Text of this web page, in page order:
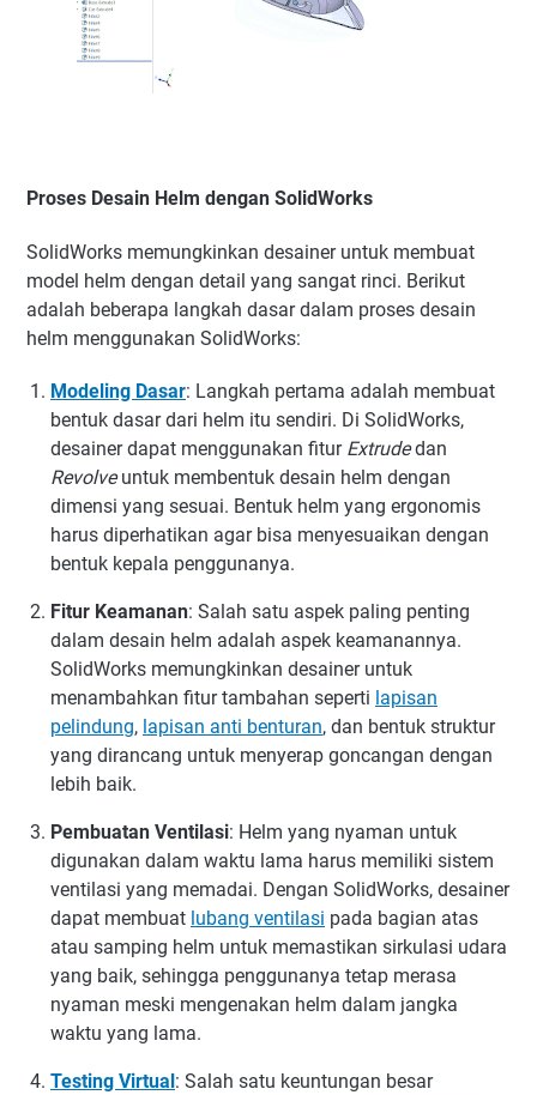
Proses Desain Helm dengan SolidWorks
SolidWorks memungkinkan desainer untuk membuat
model helm dengan detail yang sangat rinci. Berikut
adalah beberapa langkah dasar dalam proses desain
helm menggunakan SolidWorks:
Modeling Dasar: Langkah pertama adalah membuat
bentuk dasar dari helm itu sendiri. Di SolidWorks,
desainer dapat menggunakan fitur Extrudedan
Revolveuntuk membentuk desain helm dengan
dimensi yang sesuai. Bentuk helm yang ergonomis
harus diperhatikan agar bisa menyesuaikan dengan
bentuk kepala penggunanya.
Fitur Keamanan: Salah satu aspek paling penting
dalam desain helm adalah aspek keamanannya.
SolidWorks memungkinkan desainer untuk
menambahkan fitur tambahan seperti lapisan
pelindung, lapisan anti benturan, dan bentuk struktur
yang dirancang untuk menyerap goncangan dengan
lebih baik.
Pembuatan Ventilasi: Helm yang nyaman untuk
digunakan dalam waktu lama harus memiliki sistem
ventilasi yang memadai. Dengan SolidWorks, desainer
dapat membuat lubang ventilasi pada bagian atas
atau samping helm untuk memastikan sirkulasi udara
yang baik, sehingga penggunanya tetap merasa
nyaman meski mengenakan helm dalam jangka
waktu yang lama.
Testing Virtual: Salah satu keuntungan besar